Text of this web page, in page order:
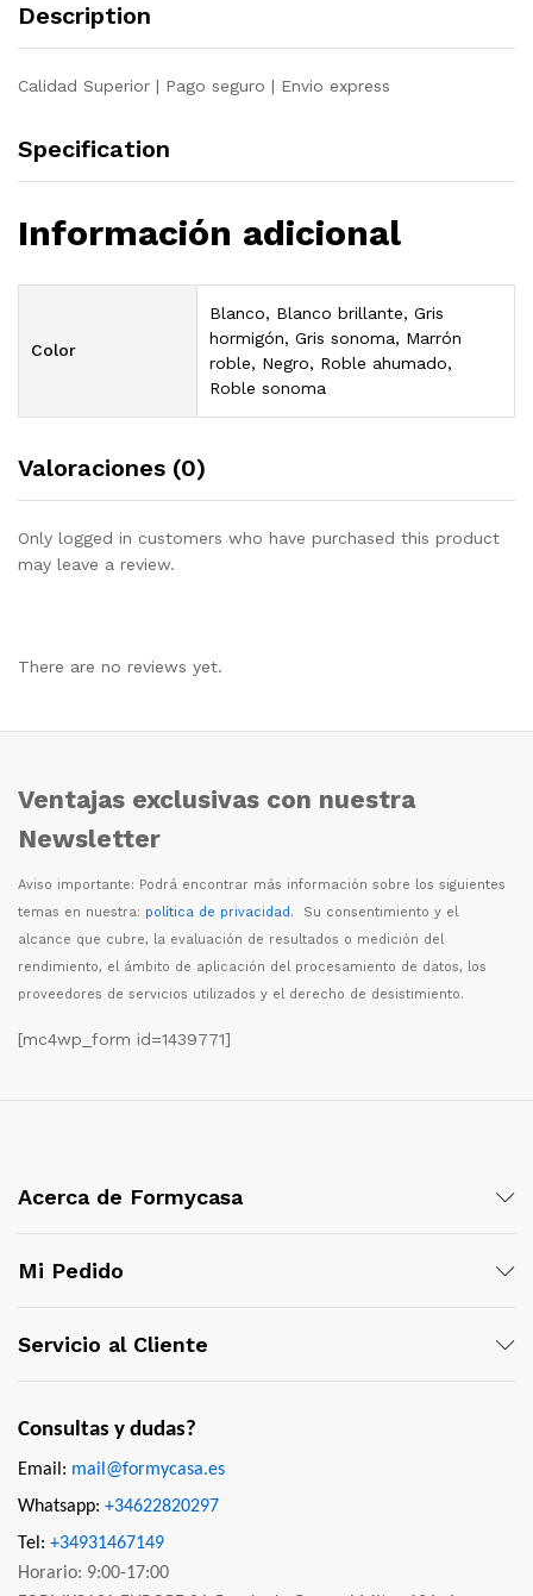
Description
Calidad Superior | Pago seguro | Envio express
Specification
Información adicional
Color
Blanco, Blanco brillante, Gris
hormigón, Gris sonoma, Marrón
roble, Negro, Roble ahumado,
Roble sonoma
Valoraciones (0)
Only logged in customers who have purchased this product
may leave a review.
There are no reviews yet.
Ventajas exclusivas con nuestra
Newsletter
Aviso importante: Podrá encontrar más información sobre los siguientes
temas en nuestra: política de privacidad. Su consentimiento y el
alcance que cubre, la evaluación de resultados o medición del
rendimiento, el ámbito de aplicación del procesamiento de datos, los
proveedores de servicios utilizados y el derecho de desistimiento.
[mc4wp_form id=1439771]
Acerca de Formycasa
Mi Pedido
Servicio al Cliente
Consultas y dudas?
Email: mail@formycasa.es
Whatsapp: +34622820297
Tel: +34931467149
Horario: 9:00-17:00